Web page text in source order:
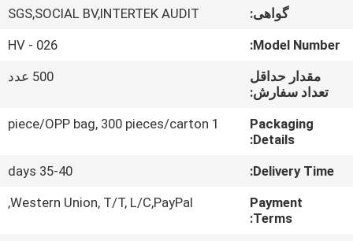
تور
کارخانه
کنترل
گواهی:
SGS,SOCIAL BV,INTERTEK AUDIT
Model Number:
HV - 026
مقدار حداقل
تعداد سفارش:
500 عدد
Packaging
Details:
1 piece/OPP bag, 300 pieces/carton
Delivery Time:
35-40 days
Payment
Terms:
Western Union, T/T, L/C,PayPal,